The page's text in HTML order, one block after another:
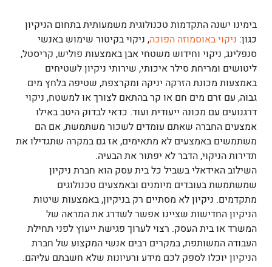
בימינו ישנה התקדמות טכנולוגית משמעותית בתחום הניקיון
כגון: ניקוי באוסמוזה הפוכה, ניקוי בקיטור שימוש באנשי
סנפלינג, ניקוי וחידוש משטחי אבן באמצעות פוליש, קריסטל,
ליטושים ומריחת סילר איכותי, שירותי ניקיון לשטיחים
באמצעות מכונת הזרקה יניקה ומקרצפת, שטיפה בלחץ מים
גבוה, עם זרם מים חם או קר בהתאם לצורך או למשטח, ניקוי
דרגנועים עם מכונה ייעודית ועוד. כדאי לבדוק היטב באילו
אמצעים החברה שאתם עומדים לשכור משתמשת, אם הם
משתמשים באמצעים לא מתאימים, אז גם במקרה שתגדילו את
תדירות הניקוי, הדבר לא יפתור את הבעיה.
השילוב האידאלי בשביל כל בית עסק הוא חברת ניקיון
שמשתמשת בעובדים מיומנים ובאמצעים טכנולוגים
מתקדמים. ניקיון לא מסתיים רק בניקיון, באמצעות שיטות
הניקיון החדישות שציינו אפשר לשדרג את המראה של
המשרד או בית העסק. רצוי לערוך פגישת ייעוץ לפני תחילת
העבודה המשותפת, במקרים רבים אנשי המקצוע של חברת
הניקיון יוכלו לספק לכם מידע ורעיונות שלא חשבתם עליהם.